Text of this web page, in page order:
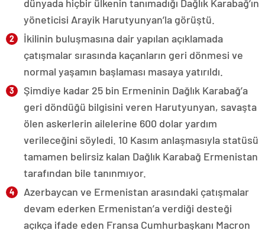
dünyada hiçbir ülkenin tanımadığı Dağlık Karabağ’ın
yöneticisi Arayik Harutyunyan’la görüştü.
İkilinin buluşmasına dair yapılan açıklamada
çatışmalar sırasında kaçanların geri dönmesi ve
normal yaşamın başlaması masaya yatırıldı.
Şimdiye kadar 25 bin Ermeninin Dağlık Karabağ’a
geri döndüğü bilgisini veren Harutyunyan, savaşta
ölen askerlerin ailelerine 600 dolar yardım
verileceğini söyledi. 10 Kasım anlaşmasıyla statüsü
tamamen belirsiz kalan Dağlık Karabağ Ermenistan
tarafından bile tanınmıyor.
Azerbaycan ve Ermenistan arasındaki çatışmalar
devam ederken Ermenistan’a verdiği desteği
açıkça ifade eden Fransa Cumhurbaşkanı Macron